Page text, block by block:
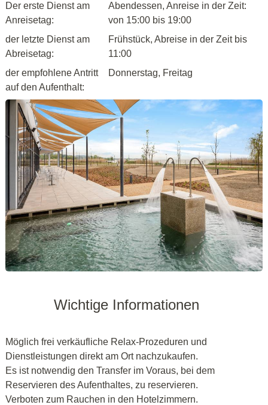
Der erste Dienst am
Anreisetag:
Abendessen, Anreise in der Zeit:
von 15:00 bis 19:00
der letzte Dienst am
Abreisetag:
Frühstück, Abreise in der Zeit bis
11:00
der empfohlene Antritt
auf den Aufenthalt:
Donnerstag, Freitag
Wichtige Informationen
Möglich frei verkäufliche Relax-Prozeduren und
Dienstleistungen direkt am Ort nachzukaufen.
Es ist notwendig den Transfer im Voraus, bei dem
Reservieren des Aufenthaltes, zu reservieren.
Verboten zum Rauchen in den Hotelzimmern.